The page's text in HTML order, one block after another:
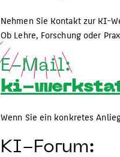
Nehmen Sie Kontakt zur KI-
Ob Lehre, Forschung oder
E-Mail:
ki-
Wenn Sie ein konkretes
KI-Forum: